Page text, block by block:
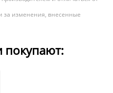
за изменения, внесенные
покупают: